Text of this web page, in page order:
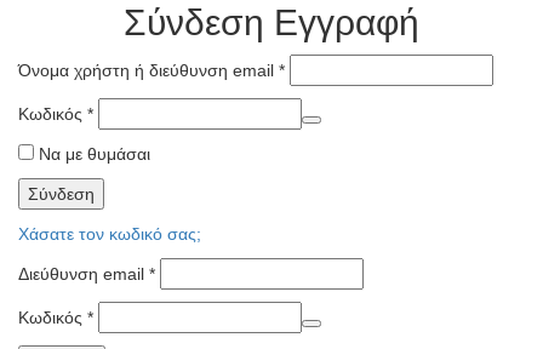
Σύνδεση Εγγραφή
Όνομα χρήστη ή διεύθυνση email *
Κωδικός *
Να με θυμάσαι
Σύνδεση
Χάσατε τον κωδικό σας;
Διεύθυνση email *
Κωδικός *